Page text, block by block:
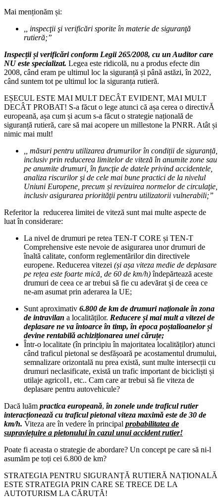
Mai menționăm și:
,, inspecţii şi verificări sporite în materie de siguranţă
rutieră;”
Inspecții și verificări conform Legii 265/2008, cu un Auditor care
NU este specializat. Legea este ridicolă, nu a produs efecte din
2008, când eram pe ultimul loc la siguranță și până astăzi, în 2022,
când suntem tot pe ultimul loc la siguranța rutieră.
EȘECUL ESTE MAI MULT DECÂT EVIDENT, MAI MULT
DECÂT PROBAT! S-a făcut o lege atunci că așa cerea o directivĂ
europeană, așa cum și acum s-a făcut o strategie națională de
siguranță rutieră, care să mai acopere un millestone la PNRR. Atât și
nimic mai mult!
,, măsuri pentru utilizarea drumurilor în condiții de siguranță,
inclusiv prin reducerea limitelor de viteză în anumite zone sau
pe anumite drumuri, în funcţie de datele privind accidentele,
analiza riscurilor şi de cele mai bune practici de la nivelul
Uniuni Europene, precum și revizuirea normelor de circulaţie,
inclusiv asigurarea priorităţii pentru utilizatorii vulnerabili;”
Referitor la reducerea limitei de viteză sunt mai multe aspecte de
luat în considerare:
La nivel de drumuri pe retea TEN-T CORE și TEN-T
Comprehensive este nevoie de asigurarea unor drumuri de
înaltă calitate, conform reglementărilor din directivele
europene. Reducerea vitezei (și așa viteza medie de deplasare
pe rețea este foarte mică, de 60 de km/h)îndepărtează aceste
drumuri de ceea ce ar trebui să fie cu adevărat și de ceea ce
ne-am asumat prin aderarea la UE;
Sunt aproximativ 6.800 de km de drumuri naționale în zona
de intravilan a localităților. Reducere și mai mult a vitezei de
deplasare ne va întoarce în timp, în epoca poștalioanelor și
devine rentabilă achiziționarea unei căruțe;
Într-o localitate (în principiu în majoritatea localităților) atunci
când traficul pietonal se desfășoară pe acostamentul drumului,
semnalizare orizontală nu prea există, sunt multe intersecții cu
drumuri neclasificate, există un trafic important de bicicliști și
utilaje agricol1, etc.. Cam care ar trebui să fie viteza de
deplasare pentru autovehicule?
Dacă luăm practica europeană, în zonele unde traficul rutier
interacționează cu traficul pietonal viteza maximă este de 30 de
km/h. Viteza are în vedere în principal probabilitatea de
supraviețuire a pietonului în cazul unui accident rutier!
Poate fi aceasta o strategie de abordare? Un concept pe care să ni-l
asumăm pe toți cei 6.800 de km?
STRATEGIA PENTRU SIGURANȚĂ RUTIERĂ NAȚIONALĂ
ESTE STRATEGIA PRIN CARE SE TRECE DE LA
AUTOTURISM LA CĂRUȚĂ!